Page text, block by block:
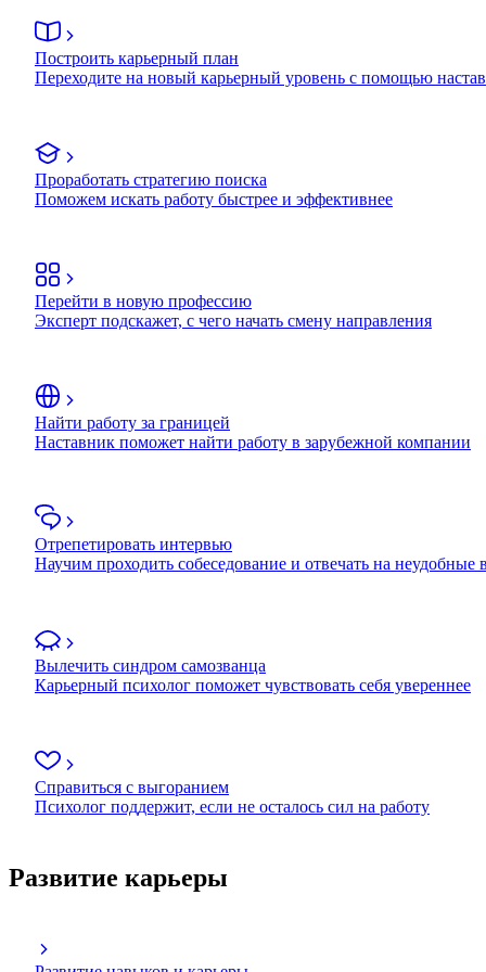
Построить карьерный план
Переходите на новый карьерный уровень с помощью
Проработать стратегию поиска
Поможем искать работу быстрее и эффективнее
Перейти в новую профессию
Эксперт подскажет, с чего начать смену направления
Найти работу за границей
Наставник поможет найти работу в зарубежной компании
Отрепетировать интервью
Научим проходить собеседование и отвечать на неудобные
Вылечить синдром самозванца
Карьерный психолог поможет чувствовать себя увереннее
Справиться с выгоранием
Психолог поддержит, если не осталось сил на работу
Развитие карьеры